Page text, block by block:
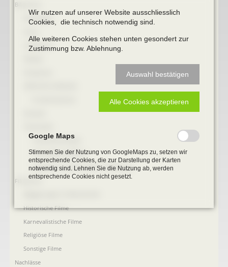
Bildarchiv
Briefbögen
Landkarten
Totenzettel Bürger
Totenzettel Soldaten
Gefallenen und Vermißte 2. Weltkrieg
Filmarchiv
Historische Filme
Karnevalistische Filme
Religiöse Filme
Sonstige Filme
Nachlässe
Wir nutzen auf unserer Website ausschliesslich
Cookies, die technisch notwendig sind.
Alle weiteren Cookies stehen unten gesondert zur
Zustimmung bzw. Ablehnung.
Auswahl bestätigen
Alle Cookies akzeptieren
Google Maps
Stimmen Sie der Nutzung von GoogleMaps zu, setzen wir
entsprechende Cookies, die zur Darstellung der Karten
notwendig sind. Lehnen Sie die Nutzung ab, werden
entsprechende Cookies nicht gesetzt.